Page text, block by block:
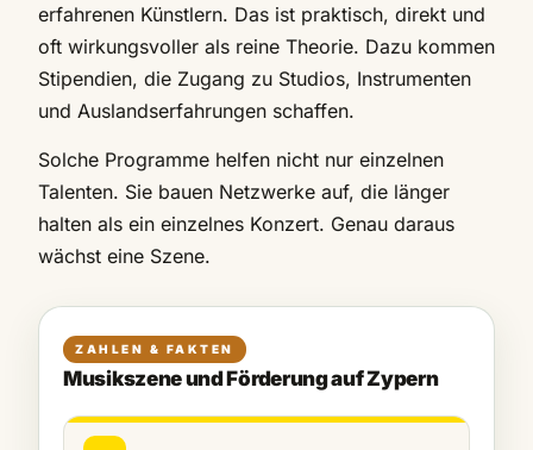
erfahrenen Künstlern. Das ist praktisch, direkt und
oft wirkungsvoller als reine Theorie. Dazu kommen
Stipendien, die Zugang zu Studios, Instrumenten
und Auslandserfahrungen schaffen.
Solche Programme helfen nicht nur einzelnen
Talenten. Sie bauen Netzwerke auf, die länger
halten als ein einzelnes Konzert. Genau daraus
wächst eine Szene.
ZAHLEN & FAKTEN
Musikszene und Förderung auf Zypern